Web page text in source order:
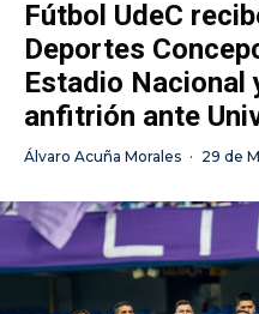
Fútbol UdeC
Deportes
Estadio Nacional
anfitrión ante
Álvaro Acuña Morales · 29 de